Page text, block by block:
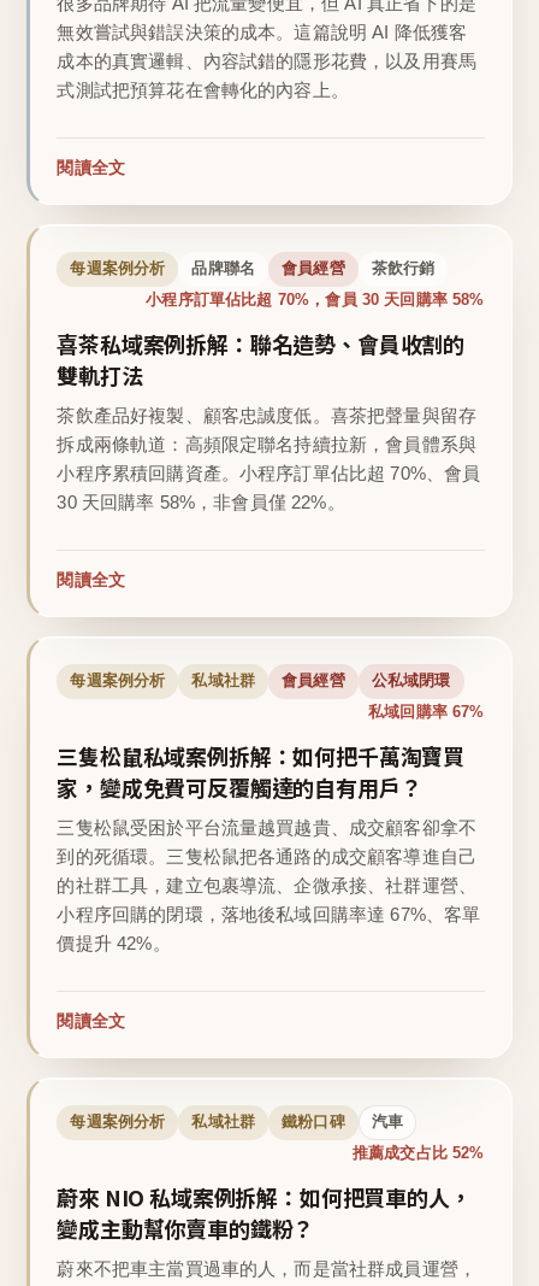
無效嘗試與錯誤決策的成本。這篇說明 AI 降低獲客
成本的真實邏輯、內容試錯的隱形花費，以及用賽馬
式測試把預算花在會轉化的內容上。
閱讀全文
每週案例分析 品牌聯名 會員經營 茶飲行銷
小程序訂單佔比超 70%，會員 30 天回購率 58%
喜茶私域案例拆解：聯名造勢、會員收割的
雙軌打法
茶飲產品好複製、顧客忠誠度低。喜茶把聲量與留存
拆成兩條軌道：高頻限定聯名持續拉新，會員體系與
小程序累積回購資產。小程序訂單佔比超 70%、會員
30 天回購率 58%，非會員僅 22%。
閱讀全文
每週案例分析 私域社群 會員經營 公私域閉環
私域回購率 67%
三隻松鼠私域案例拆解：如何把千萬淘寶買
家，變成免費可反覆觸達的自有用戶？
三隻松鼠受困於平台流量越買越貴、成交顧客卻拿不
到的死循環。三隻松鼠把各通路的成交顧客導進自己
的社群工具，建立包裹導流、企微承接、社群運營、
小程序回購的閉環，落地後私域回購率達 67%、客單
價提升 42%。
閱讀全文
每週案例分析 私域社群 鐵粉口碑 汽車
推薦成交占比 52%
蔚來 NIO 私域案例拆解：如何把買車的人，
變成主動幫你賣車的鐵粉？
蔚來不把車主當買過車的人，而是當社群成員運營，